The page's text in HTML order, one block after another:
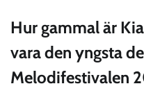
Hur gammal är
vara den yngsta
Melodifestivalen